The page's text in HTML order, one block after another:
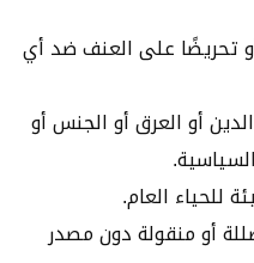
تحريضًا على العنف ضد أي
أو العرق أو الجنس أو
للحياء العام.
أو منقولة دون مصدر